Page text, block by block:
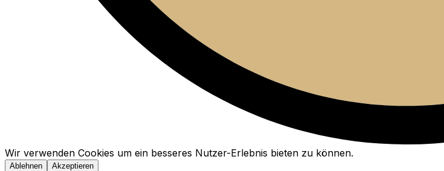
Wir verwenden Cookies um ein besseres Nutzer-Erlebnis bieten zu können.
Ablehnen Akzeptieren